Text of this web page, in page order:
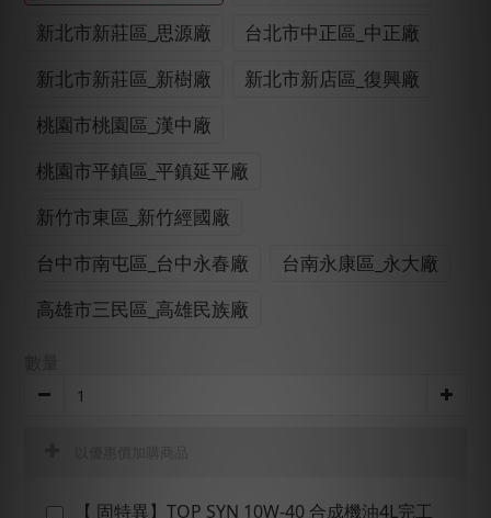
新北市新莊區_思源廠
台北市中正區_中正廠
新北市新莊區_新樹廠
新北市新店區_復興廠
桃園市桃園區_漢中廠
桃園市平鎮區_平鎮延平廠
新竹市東區_新竹經國廠
台中市南屯區_台中永春廠
台南永康區_永大廠
高雄市三民區_高雄民族廠
【 固特異】TOP SYN 10W-40 合成機油4L完工